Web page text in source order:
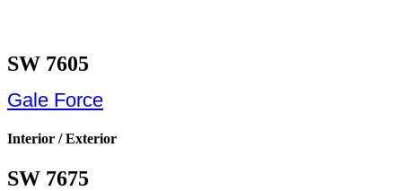
SW 7605
Gale Force
Interior / Exterior
SW 7675